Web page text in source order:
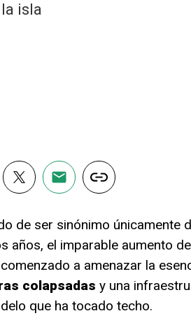
isla
de ser sinónimo únicamente
años, el imparable aumento de
a amenazar la
colapsadas y una
que ha tocado techo.